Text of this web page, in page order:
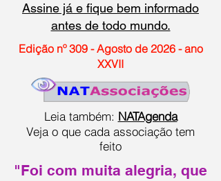
Assine já e fique bem informado
antes de todo mundo.
Edição nº 309 - Agosto de 2026 - ano
XXVII
Leia também: NATAgenda
Veja o que cada associação tem
feito
"Foi com muita alegria, que